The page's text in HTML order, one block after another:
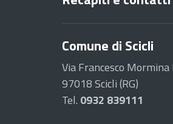
Comune di Scicli
Via Francesco Mormina
97018 Scicli (RG)
Tel. 0932 839111